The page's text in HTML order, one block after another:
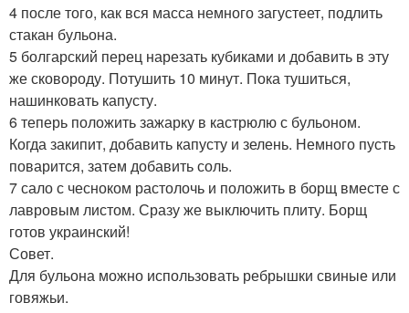
4 после того, как вся масса немного загустеет, подлить
стакан бульона.
5 болгарский перец нарезать кубиками и добавить в эту
же сковороду. Потушить 10 минут. Пока тушиться,
нашинковать капусту.
6 теперь положить зажарку в кастрюлю с бульоном.
Когда закипит, добавить капусту и зелень. Немного пусть
поварится, затем добавить соль.
7 сало с чесноком растолочь и положить в борщ вместе с
лавровым листом. Сразу же выключить плиту. Борщ
готов украинский!
Совет.
Для бульона можно использовать ребрышки свиные или
говяжьи.